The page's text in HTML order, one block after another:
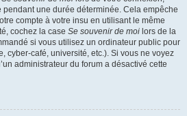
une durée déterminée. Cela empêche
compte à votre insu en utilisant le même
cochez la case Se souvenir de moi lors de la
si vous utilisez un ordinateur public pour
cyber-café, université, etc.). Si vous ne voyez
administrateur du forum a désactivé cette